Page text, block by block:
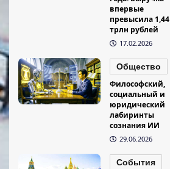
впервые
превысила 1,44
трлн рублей
17.02.2026
Общество
Философский,
социальный и
юридический
лабиринты
сознания ИИ
29.06.2026
События